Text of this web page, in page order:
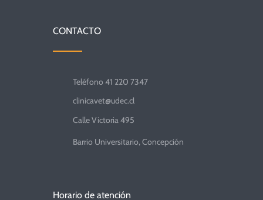
CONTACTO
Teléfono 41 220 7347
clinicavet@udec.cl
Calle Victoria 495
Barrio Universitario, Concepción
Horario de atención